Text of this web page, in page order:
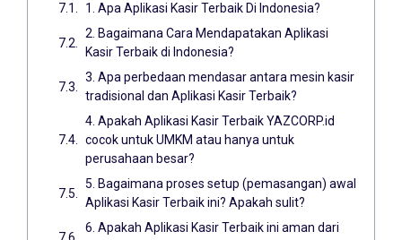
1. Apa Aplikasi Kasir Terbaik Di Indonesia?
2. Bagaimana Cara Mendapatakan Aplikasi
Kasir Terbaik di Indonesia?
3. Apa perbedaan mendasar antara mesin kasir
tradisional dan Aplikasi Kasir Terbaik?
4. Apakah Aplikasi Kasir Terbaik YAZCORP.id
cocok untuk UMKM atau hanya untuk
perusahaan besar?
5. Bagaimana proses setup (pemasangan) awal
Aplikasi Kasir Terbaik ini? Apakah sulit?
6. Apakah Aplikasi Kasir Terbaik ini aman dari